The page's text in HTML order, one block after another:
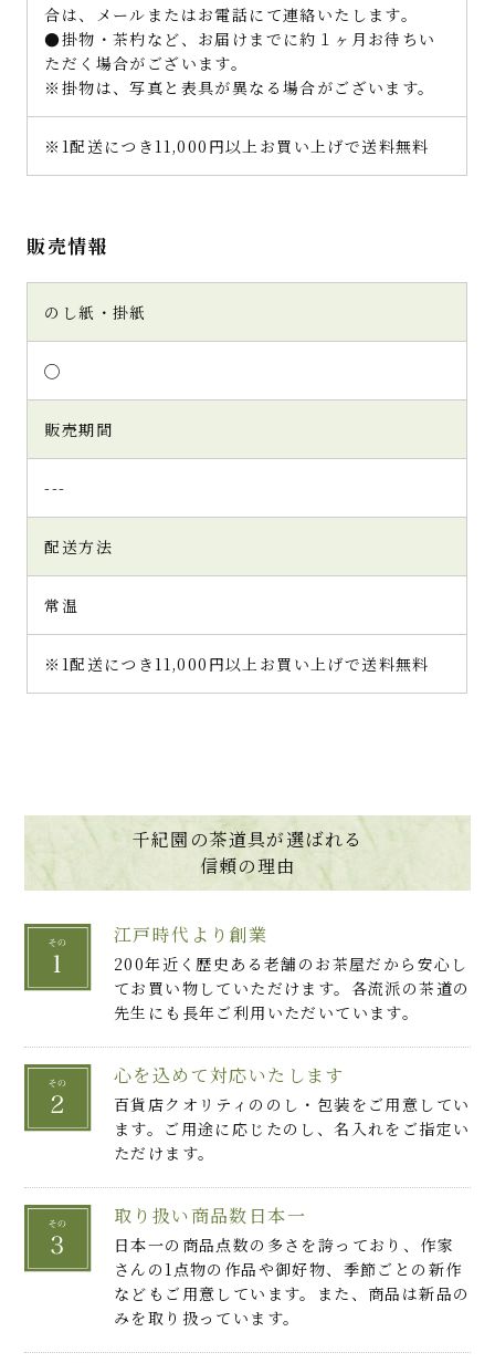
合は、メールまたはお電話にて連絡いたします。
●掛物・茶杓など、お届けまでに約１ヶ月お待ちい
ただく場合がございます。
※掛物は、写真と表具が異なる場合がございます。
※1配送につき11,000円以上お買い上げで送料無料
販売情報
のし紙・掛紙
◯
販売期間
---
配送方法
常温
※1配送につき11,000円以上お買い上げで送料無料
千紀園の茶道具が選ばれる
信頼の理由
江戸時代より創業
200年近く歴史ある老舗のお茶屋だから安心し
てお買い物していただけます。各流派の茶道の
先生にも長年ご利用いただいています。
心を込めて対応いたします
百貨店クオリティののし・包装をご用意してい
ます。ご用途に応じたのし、名入れをご指定い
ただけます。
取り扱い商品数日本一
日本一の商品点数の多さを誇っており、作家
さんの1点物の作品や御好物、季節ごとの新作
などもご用意しています。また、商品は新品の
みを取り扱っています。